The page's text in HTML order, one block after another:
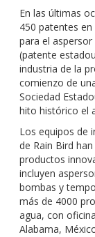
En las últimas
450 patentes
para el
(patente
industria de la
comienzo de
Sociedad
hito histórico el
Los equipos de
de Rain Bird
productos
incluyen
bombas y
más de 4000
agua, con
Alabama,